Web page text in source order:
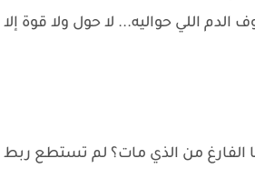
اللي حواليه... لا حول ولا قوة إلا
الفارغ من الذي مات؟ لم تستطع ربط